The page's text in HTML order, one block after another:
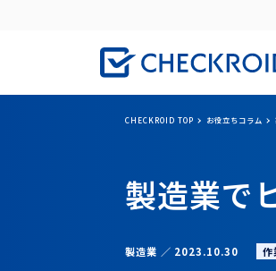
CHECKROID TOP お役立ちコラム
製造業で
製造業 2023.10.30 作